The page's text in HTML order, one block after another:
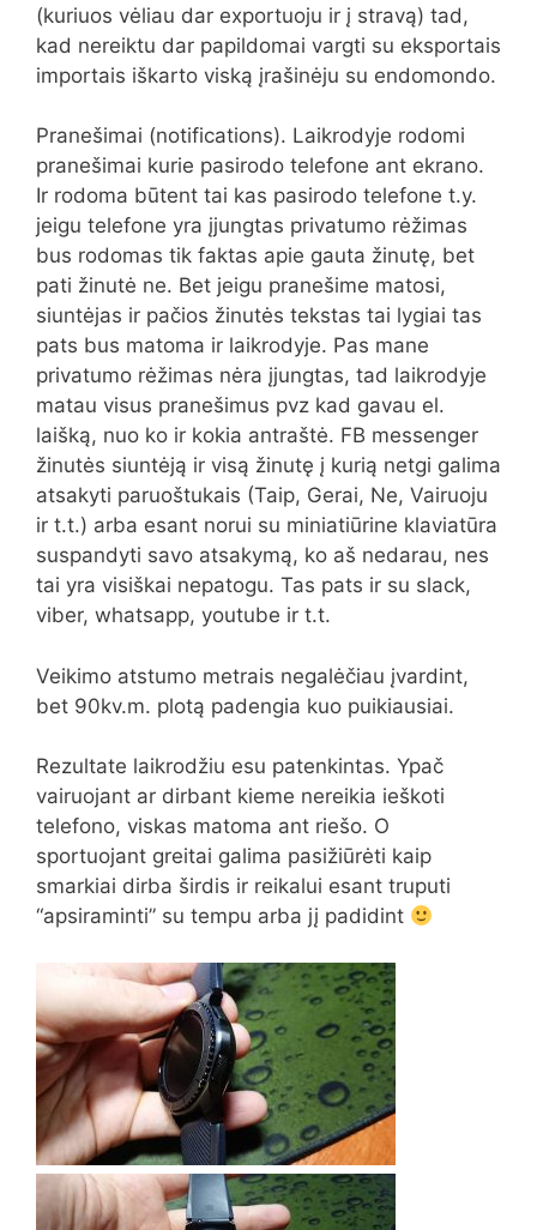
(kuriuos vėliau dar exportuoju ir į stravą) tad,
kad nereiktu dar papildomai vargti su eksportais
importais iškarto viską įrašinėju su endomondo.
Pranešimai (notifications). Laikrodyje rodomi
pranešimai kurie pasirodo telefone ant ekrano.
Ir rodoma būtent tai kas pasirodo telefone t.y.
jeigu telefone yra įjungtas privatumo rėžimas
bus rodomas tik faktas apie gauta žinutę, bet
pati žinutė ne. Bet jeigu pranešime matosi,
siuntėjas ir pačios žinutės tekstas tai lygiai tas
pats bus matoma ir laikrodyje. Pas mane
privatumo rėžimas nėra įjungtas, tad laikrodyje
matau visus pranešimus pvz kad gavau el.
laišką, nuo ko ir kokia antraštė. FB messenger
žinutės siuntėją ir visą žinutę į kurią netgi galima
atsakyti paruoštukais (Taip, Gerai, Ne, Vairuoju
ir t.t.) arba esant norui su miniatiūrine klaviatūra
suspandyti savo atsakymą, ko aš nedarau, nes
tai yra visiškai nepatogu. Tas pats ir su slack,
viber, whatsapp, youtube ir t.t.
Veikimo atstumo metrais negalėčiau įvardint,
bet 90kv.m. plotą padengia kuo puikiausiai.
Rezultate laikrodžiu esu patenkintas. Ypač
vairuojant ar dirbant kieme nereikia ieškoti
telefono, viskas matoma ant riešo. O
sportuojant greitai galima pasižiūrėti kaip
smarkiai dirba širdis ir reikalui esant truputi
“apsiraminti” su tempu arba jį padidint